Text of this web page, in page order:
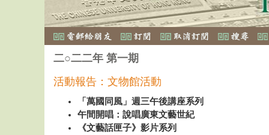
二○二二年 第一期
活動報告：文物館活動
「萬國同風」週三午後講座系列
午間開唱：說唱廣東文藝世紀
《文藝話匣子》影片系列